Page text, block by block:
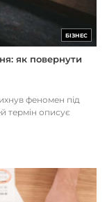
БІЗНЕС
як повернути
феномен під
термін описує